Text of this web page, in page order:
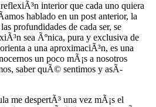
interior que cada uno quiera
hablado en un post anterior, la
profundidades de cada ser, se
sea Ãºnica, pura y exclusiva de
a una aproximaciÃ³n, es una
un poco mÃ¡s a nosotros
saber quÃ© sentimos y asÃ­
me despertÃ³ una vez mÃ¡s el